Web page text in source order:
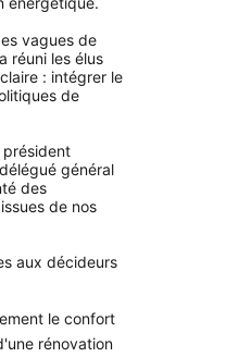
vagues de
réuni les élus
: intégrer le
de
général
des
de nos
aux décideurs
le confort
rénovation